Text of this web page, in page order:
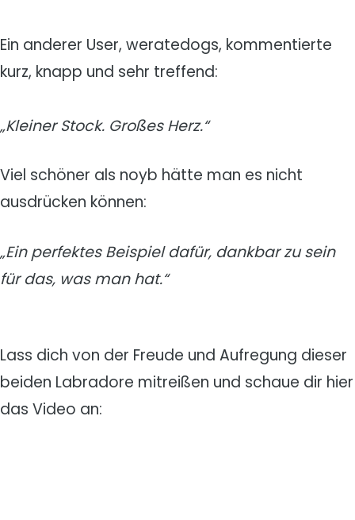
Ein anderer User, weratedogs, kommentierte
kurz, knapp und sehr treffend:
„Kleiner Stock. Großes Herz.“
Viel schöner als noyb hätte man es nicht
ausdrücken können:
„Ein perfektes Beispiel dafür, dankbar zu sein
für das, was man hat.“
Lass dich von der Freude und Aufregung dieser
beiden Labradore mitreißen und schaue dir hier
das Video an: